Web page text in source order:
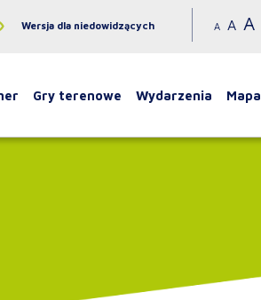
Wersja dla niedowidzących A A A
Gry terenowe Wydarzenia Mapa